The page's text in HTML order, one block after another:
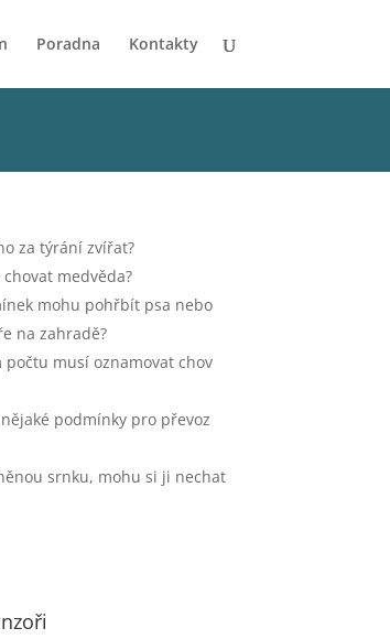
Poradna Kontakty
za týrání zvířat?
medvěda?
mohu pohřbít psa nebo
na zahradě?
počtu musí oznamovat chov
podmínky pro převoz
srnku, mohu si ji nechat